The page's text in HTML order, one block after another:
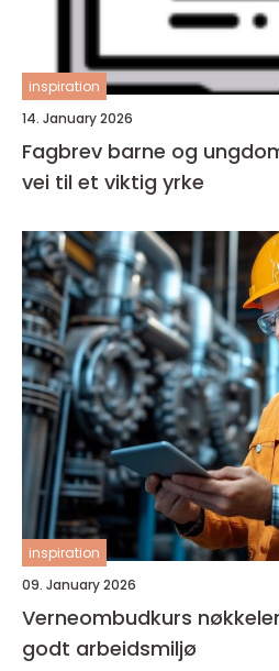
inspiration
14. January 2026
Fagbrev barne og
vei til et viktig yrke
inspiration
09. January 2026
Verneombudkurs nøkkelen til et trygt og
godt arbeidsmiljø